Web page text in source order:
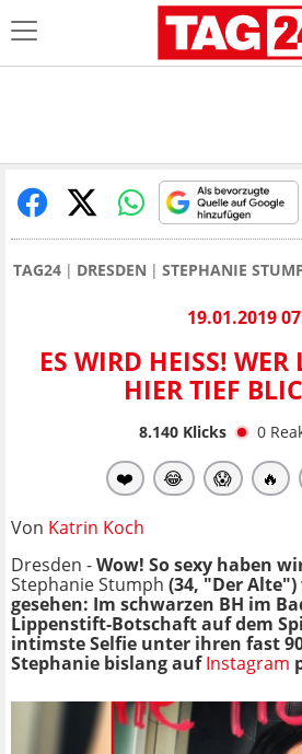
TAG24 DRESDEN STEPHANIE
19.01.2019
ES WIRD HEISS! WER
IER TIEF
8.140Klicks 0
❤️ 😂 😱 🔥
Von Katrin Koch
Dresden -Wow! So sexy haben
Stephanie Stumph (34, "Der
gesehen: Im schwarzen BH im
Lippenstift-Botschaft auf dem
intimste Selfie unter ihren fast
Stephanie bislang aufInstagram